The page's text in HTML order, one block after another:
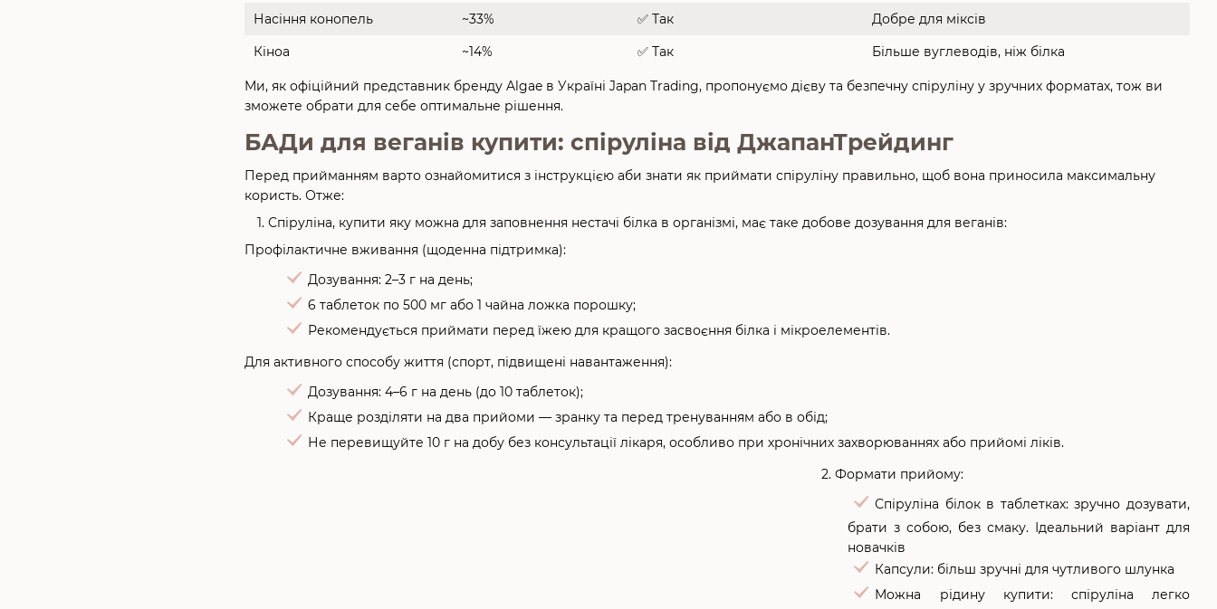
Насіння конопель
~33% ✅ Так
Добре для міксів
Кіноа
~14% ✅ Так Більше вуглеводів, ніж білка
Ми, як офіційний представник бренду Algae в Україні Japan Trading, пропонуємо дієву та безпечну спіруліну у зручних форматах, тож ви
зможете обрати для себе оптимальне рішення.
БАДи для веганів купити: спіруліна від ДжапанТрейдинг
Перед прийманням варто ознайомитися з інструкцією аби знати як приймати спіруліну правильно, щоб вона приносила максимальну
користь. Отже:
Спіруліна, купити яку можна для заповнення нестачі білка в організмі, має таке добове дозування для веганів:
Профілактичне вживання (щоденна підтримка):
Дозування: 2–3 г на день;
6 таблеток по 500 мг або 1 чайна ложка порошку;
Рекомендується приймати перед їжею для кращого засвоєння білка і мікроелементів.
Для активного способу життя (спорт, підвищені навантаження):
Дозування: 4–6 г на день (до 10 таблеток);
Краще розділяти на два прийоми — зранку та перед тренуванням або в обід;
Не перевищуйте 10 г на добу без консультації лікаря, особливо при хронічних захворюваннях або прийомі ліків.
Формати прийому:
Спіруліна білок в таблетках: зручно дозувати,
брати з собою, без смаку. Ідеальний варіант для
новачків
Капсули: більш зручні для чутливого шлунка
Можна рідину купити: спіруліна легко